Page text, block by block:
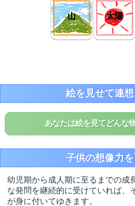
山 太陽
絵を見せて連
あなたは絵を見てどんな
子供の想像力
幼児期から成人期に至るまでの成
な発問を継続的に受けていれば、
が身に付いてゆきます。